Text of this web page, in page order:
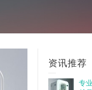
资讯推荐
专